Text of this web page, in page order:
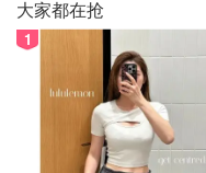
大家都在抢
1